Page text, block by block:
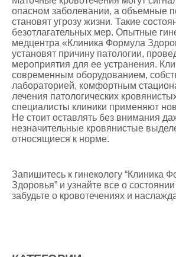
опасном заболевании, а объемные
становят угрозу жизни. Такие
безотлагательных мер. Опытные
медцентра «Клиника Формула
установят причину патологии,
мероприятия для ее устранения.
современным оборудованием,
лабораторией, комфортным
лечения патологических
специалисты клиники применяют
Не стоит оставлять без внимания
незначительные кровянистые
относящиеся к норме.
Запишитесь к гинекологу “Клиника
Здоровья” и узнайте все о
забудьте о кровотечениях и